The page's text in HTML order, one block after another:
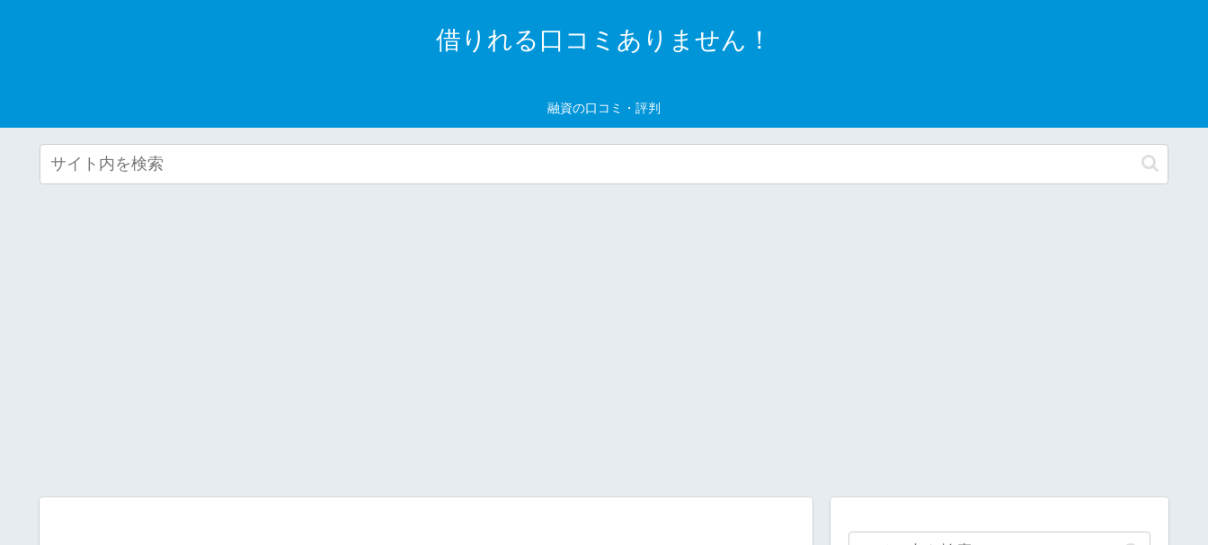
借りれる口コミありません！
融資の口コミ・評判